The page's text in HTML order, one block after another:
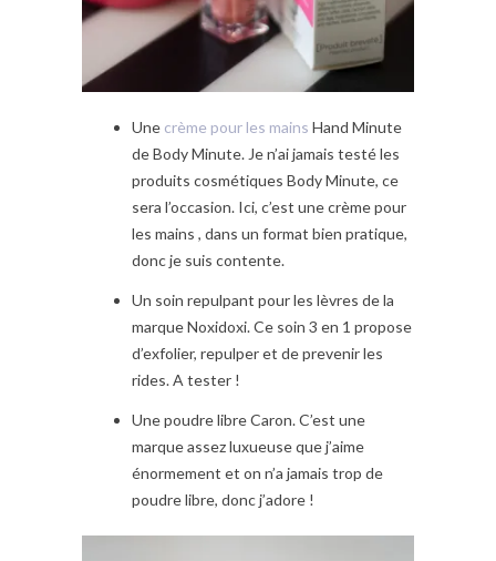
Une crème pour les mains Hand Minute
de Body Minute. Je n’ai jamais testé les
produits cosmétiques Body Minute, ce
sera l’occasion. Ici, c’est une crème pour
les mains , dans un format bien pratique,
donc je suis contente.
Un soin repulpant pour les lèvres de la
marque Noxidoxi. Ce soin 3 en 1 propose
d’exfolier, repulper et de prevenir les
rides. A tester !
Une poudre libre Caron. C’est une
marque assez luxueuse que j’aime
énormement et on n’a jamais trop de
poudre libre, donc j’adore !